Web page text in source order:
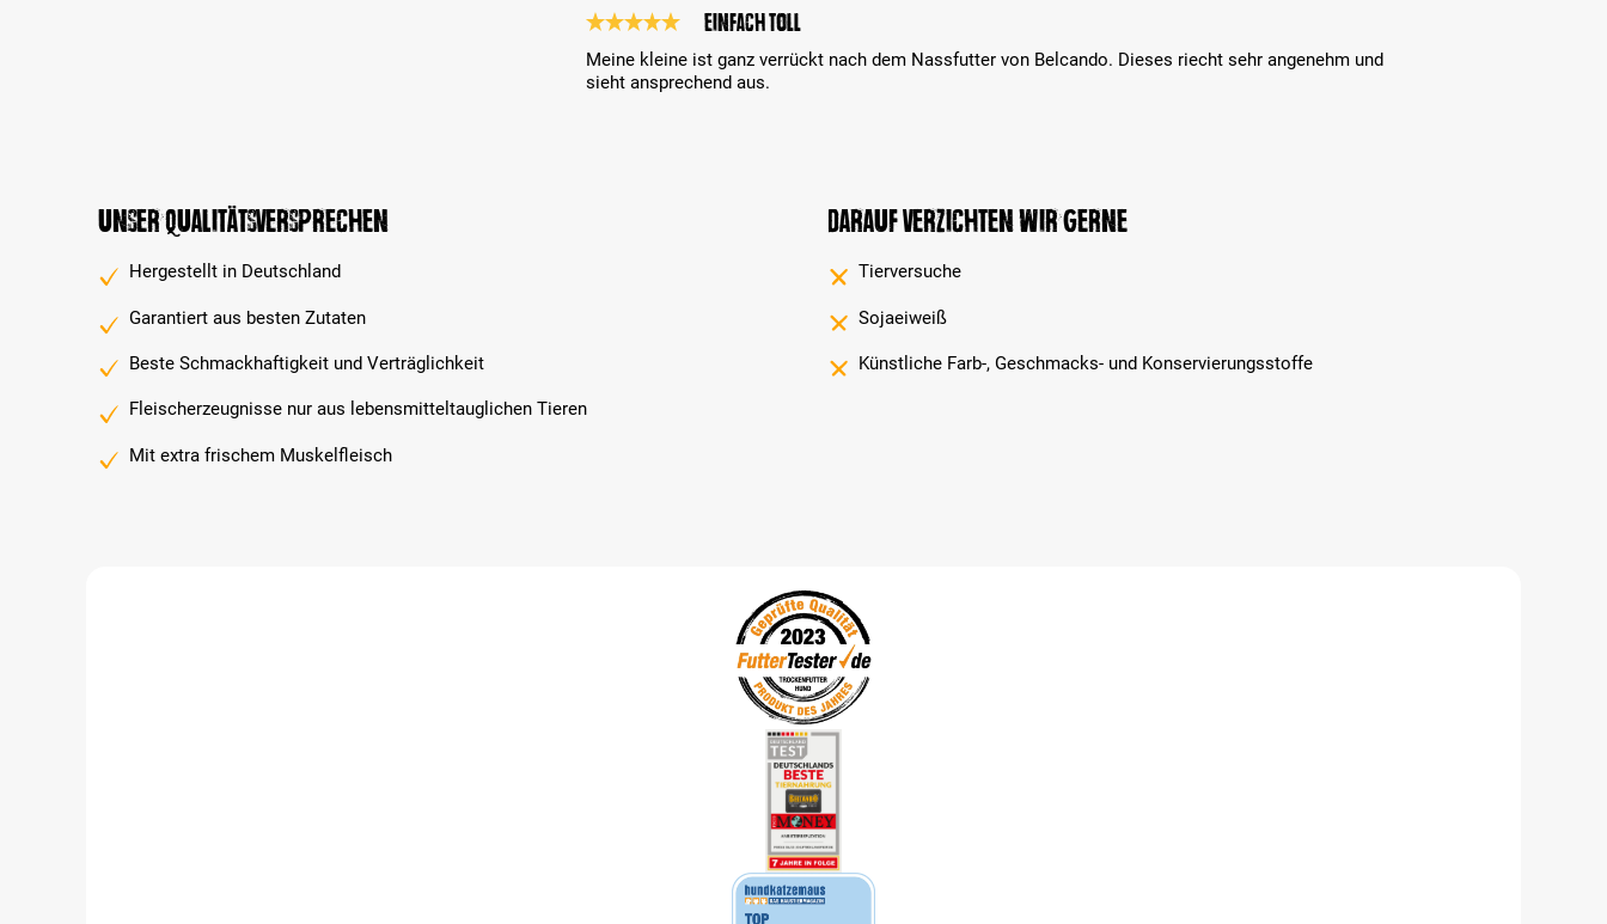
Einfach toll
Meine kleine ist ganz verrückt nach dem Nassfutter von Belcando. Dieses riecht sehr angenehm und
sieht ansprechend aus.
Unser Qualitätsversprechen
Hergestellt in Deutschland
Garantiert aus besten Zutaten
Beste Schmackhaftigkeit und Verträglichkeit
Fleischerzeugnisse nur aus lebensmitteltauglichen Tieren
Mit extra frischem Muskelfleisch
Darauf verzichten wir gerne
Tierversuche
Sojaeiweiß
Künstliche Farb-, Geschmacks- und Konservierungsstoffe